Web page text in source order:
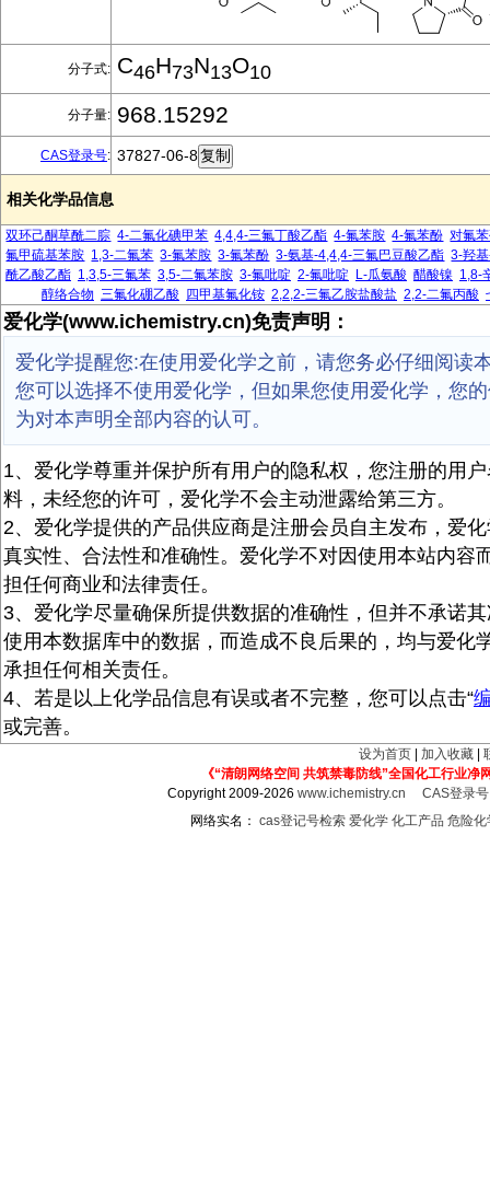
分子式: C46H73N13O10
分子量: 968.15292
CAS登录号: 37827-06-8
相关化学品信息
双环己酮草酰二腙 4-二氟化碘甲苯 4,4,4-三氟丁酸乙酯 4-氟苯胺 4-氟苯酚 对氟
氟甲硫基苯胺 1,3-二氟苯 3-氟苯胺 3-氟苯酚 3-氨基-4,4,4-三氟巴豆酸乙酯 3-羟
酰乙酸乙酯 1,3,5-三氟苯 3,5-二氟苯胺 3-氟吡啶 2-氟吡啶 L-瓜氨酸 醋酸镍 1,8-
醇络合物 三氟化硼乙酸 四甲基氟化铵 2,2,2-三氟乙胺盐酸盐 2,2-二氟丙酸
爱化学(www.ichemistry.cn)免责声明：
爱化学提醒您:在使用爱化学之前，请您务必仔细阅读
您可以选择不使用爱化学，但如果您使用爱化学，您
为对本声明全部内容的认可。
1、爱化学尊重并保护所有用户的隐私权，您注册的用
料，未经您的许可，爱化学不会主动泄露给第三方。
2、爱化学提供的产品供应商是注册会员自主发布，爱
真实性、合法性和准确性。爱化学不对因使用本站内容
担任何商业和法律责任。
3、爱化学尽量确保所提供数据的准确性，但并不承诺
使用本数据库中的数据，而造成不良后果的，均与爱化
承担任何相关责任。
4、若是以上化学品信息有误或者不完整，您可以点击“
或完善。
设为首页 加入收藏
《“清朗网络空间 共筑禁毒防线”全国化工行业净
Copyright 2009-2026www.ichemistry.cn
CAS登录
网络实名： cas登记号检索 爱化学 化工产品 危险化